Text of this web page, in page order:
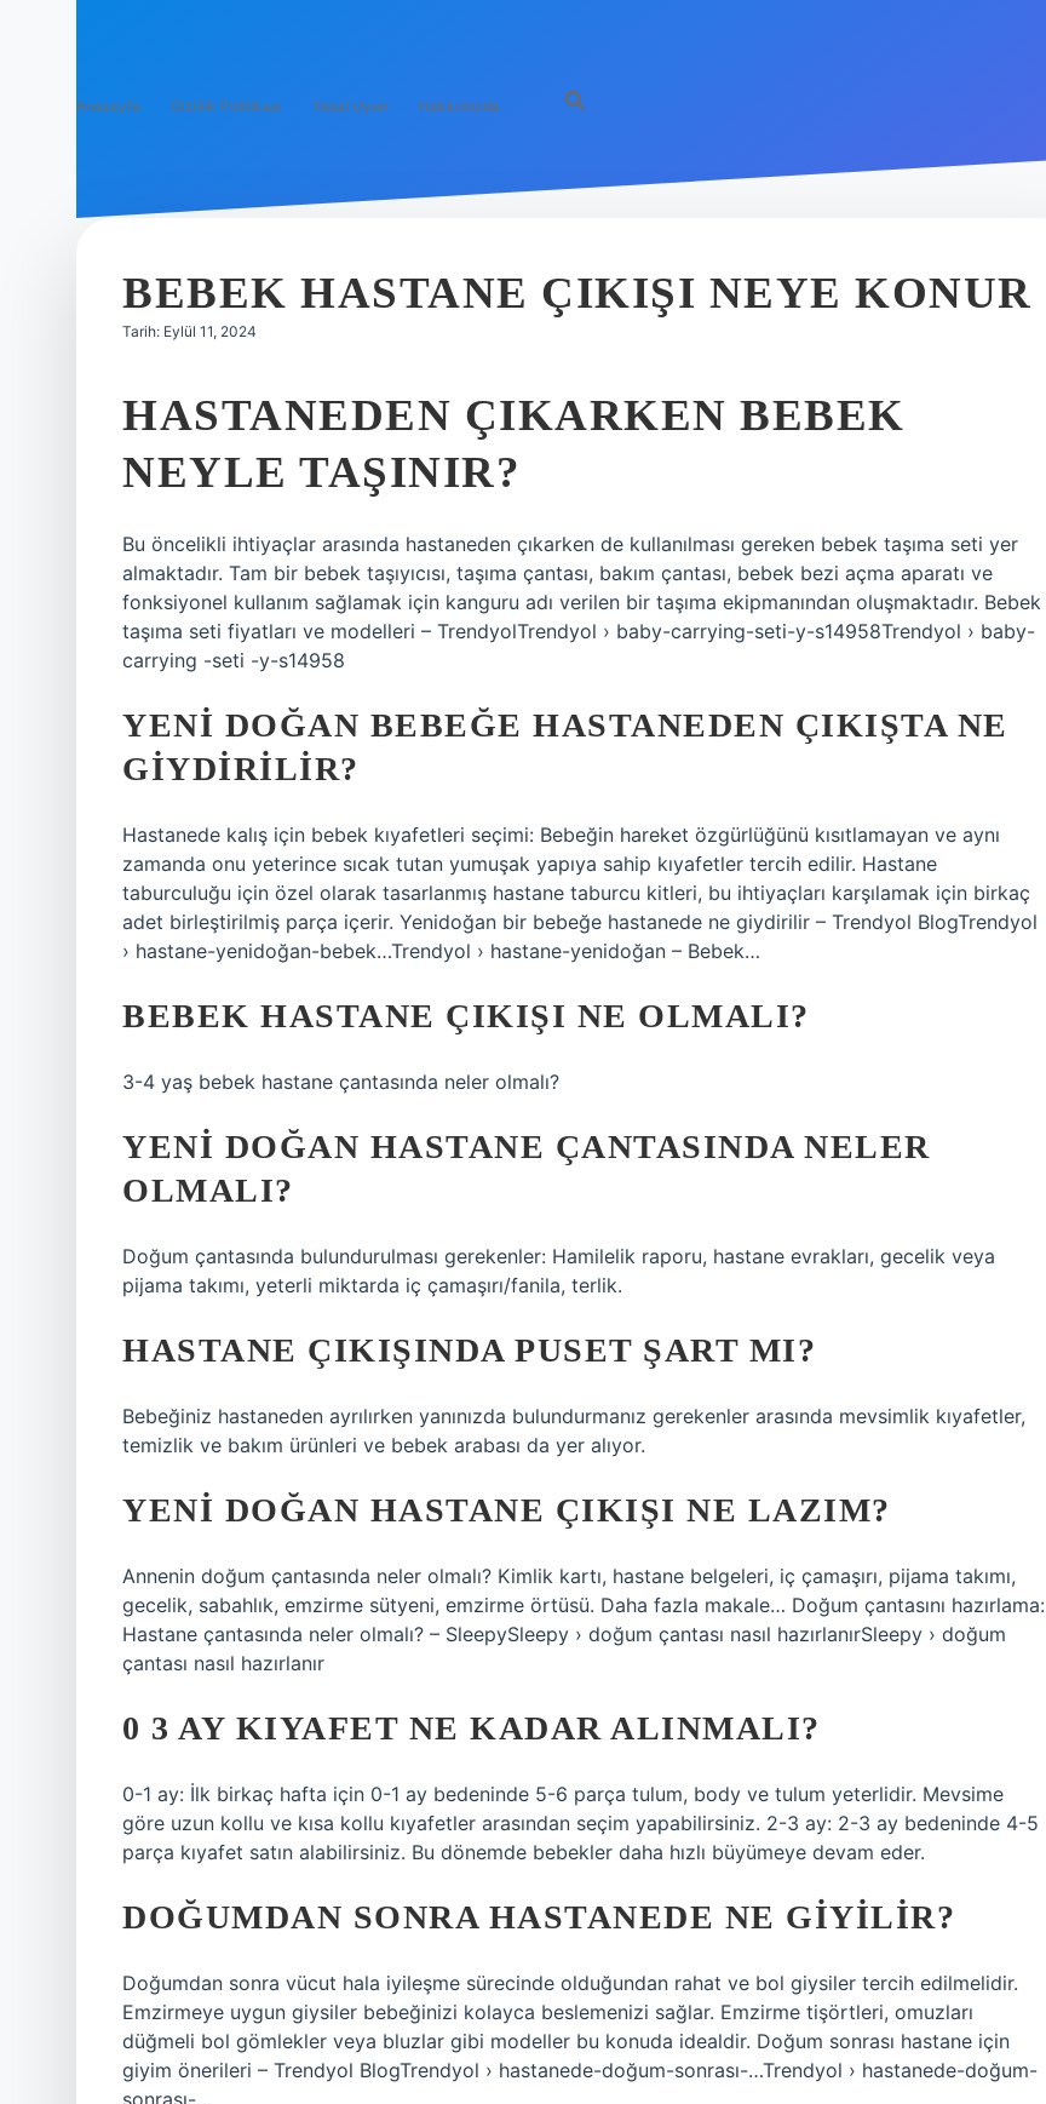
Anasayfa Gizlilik Politikası Yasal Uyarı Hakkımızda
BEBEK HASTANE ÇIKIŞI NEYE KONUR
Tarih: Eylül 11, 2024
HASTANEDEN ÇIKARKEN BEBEK
NEYLE TAŞINIR?
Bu öncelikli ihtiyaçlar arasında hastaneden çıkarken de kullanılması gereken bebek taşıma seti yer
almaktadır. Tam bir bebek taşıyıcısı, taşıma çantası, bakım çantası, bebek bezi açma aparatı ve
fonksiyonel kullanım sağlamak için kanguru adı verilen bir taşıma ekipmanından oluşmaktadır. Bebek
taşıma seti fiyatları ve modelleri – TrendyolTrendyol › baby-carrying-seti-y-s14958Trendyol › baby-
carrying -seti -y-s14958
YENI DOĞAN BEBEĞE HASTANEDEN ÇIKIŞTA NE
GIYDIRILIR?
Hastanede kalış için bebek kıyafetleri seçimi: Bebeğin hareket özgürlüğünü kısıtlamayan ve aynı
zamanda onu yeterince sıcak tutan yumuşak yapıya sahip kıyafetler tercih edilir. Hastane
taburculuğu için özel olarak tasarlanmış hastane taburcu kitleri, bu ihtiyaçları karşılamak için birkaç
adet birleştirilmiş parça içerir. Yenidoğan bir bebeğe hastanede ne giydirilir – Trendyol BlogTrendyol
› hastane-yenidoğan-bebek…Trendyol › hastane-yenidoğan – Bebek…
BEBEK HASTANE ÇIKIŞI NE OLMALI?
3-4 yaş bebek hastane çantasında neler olmalı?
YENI DOĞAN HASTANE ÇANTASINDA NELER
OLMALI?
Doğum çantasında bulundurulması gerekenler: Hamilelik raporu, hastane evrakları, gecelik veya
pijama takımı, yeterli miktarda iç çamaşırı/fanila, terlik.
HASTANE ÇIKIŞINDA PUSET ŞART MI?
Bebeğiniz hastaneden ayrılırken yanınızda bulundurmanız gerekenler arasında mevsimlik kıyafetler,
temizlik ve bakım ürünleri ve bebek arabası da yer alıyor.
YENI DOĞAN HASTANE ÇIKIŞI NE LAZIM?
Annenin doğum çantasında neler olmalı? Kimlik kartı, hastane belgeleri, iç çamaşırı, pijama takımı,
gecelik, sabahlık, emzirme sütyeni, emzirme örtüsü. Daha fazla makale… Doğum çantasını hazırlama:
Hastane çantasında neler olmalı? – SleepySleepy › doğum çantası nasıl hazırlanırSleepy › doğum
çantası nasıl hazırlanır
0 3 AY KIYAFET NE KADAR ALINMALI?
0-1 ay: İlk birkaç hafta için 0-1 ay bedeninde 5-6 parça tulum, body ve tulum yeterlidir. Mevsime
göre uzun kollu ve kısa kollu kıyafetler arasından seçim yapabilirsiniz. 2-3 ay: 2-3 ay bedeninde 4-5
parça kıyafet satın alabilirsiniz. Bu dönemde bebekler daha hızlı büyümeye devam eder.
DOĞUMDAN SONRA HASTANEDE NE GIYILIR?
Doğumdan sonra vücut hala iyileşme sürecinde olduğundan rahat ve bol giysiler tercih edilmelidir.
Emzirmeye uygun giysiler bebeğinizi kolayca beslemenizi sağlar. Emzirme tişörtleri, omuzları
düğmeli bol gömlekler veya bluzlar gibi modeller bu konuda idealdir. Doğum sonrası hastane için
giyim önerileri – Trendyol BlogTrendyol › hastanede-doğum-sonrası-…Trendyol › hastanede-doğum-
sonrası-…